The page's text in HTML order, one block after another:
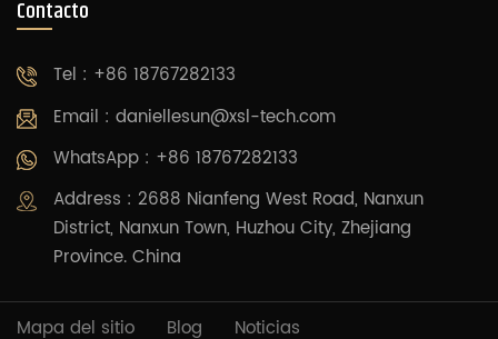
Contacto
Tel : +86 18767282133
Email : daniellesun@xsl-tech.com
WhatsApp : +86 18767282133
Address : 2688 Nianfeng West Road, Nanxun
District, Nanxun Town, Huzhou City, Zhejiang
Province. China
Mapa del sitio Blog Noticias